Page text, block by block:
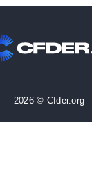
2026 © Cfder.org